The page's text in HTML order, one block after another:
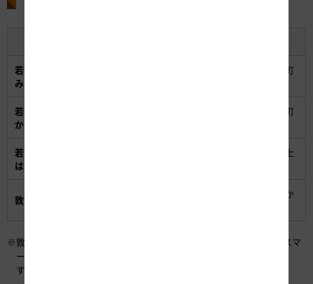
若狭上中（わかさか
みなか）IC
福井県三方上中郡若狭町
若狭三方（わかさみ
かた）IC
福井県三方上中郡若狭町
若狭美浜（わかさみ
はま）IC
福井県三方郡美浜町山上
敦賀（つるが）JCT
福井県敦賀市高野（たか
※敦賀南スマートインターチェンジ（仮称）は2016年度に、三方PAスマ
ートインターチェンジ（仮称）は2017年度の完成を予定しておりま
す。